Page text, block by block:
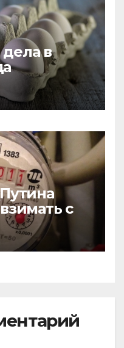
в
куриных
с
ЖКХ